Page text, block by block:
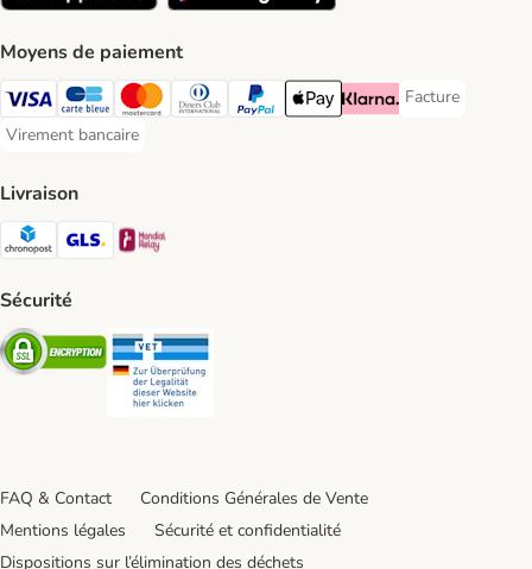
Moyens de paiement
Visa Payment Method
carte bleue Payment Method
Master Card Payment Method
Diners Club Payment Method
Paypal Payment Method
Apple Pay Payment Method
Klarna Payment Method
Facture
Facture
Virement bancaire
Virement bancaire Payment Method
Livraison
Chronopost Shipping Method
GLS Shipping Method
Sécurité
Security
FAQ & Contact
Conditions Générales de Vente
Mentions légales
Sécurité et confidentialité
Dispositions sur l’élimination des déchets